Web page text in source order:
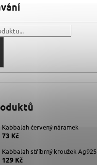
Kabbalah červený náramek
73 Kč
Kabbalah stříbrný kroužek Ag925
129 Kč